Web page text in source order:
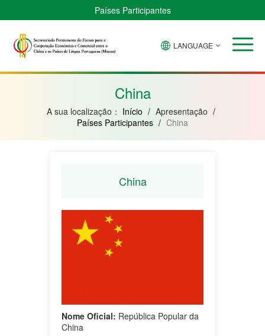
Países Participantes
Verde
Bissau
Guiné
Moçambique
LANGUAGE
China
A sua localização： Início / Apresentação /
Países Participantes / China
China
Nome Oficial: República Popular da
China